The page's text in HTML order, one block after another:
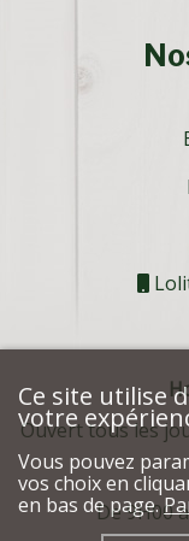
Ouvert tous les
De 9H00
Ce site utilise
votre
Vous pouvez
vos choix en
en bas de page.